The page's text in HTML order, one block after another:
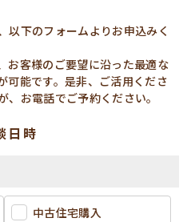
以下のフォームよりお申込みく
お客様のご要望に沿った最適な
可能です。是非、ご活用くださ
お電話でご予約ください。
日時
中古住宅購入